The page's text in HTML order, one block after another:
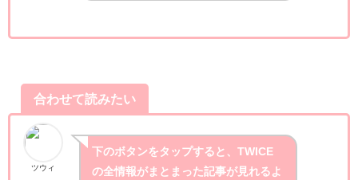
合わせて読みたい
ツウィ
下のボタンをタップすると、TWICE
の全情報がまとまった記事が見れるよ